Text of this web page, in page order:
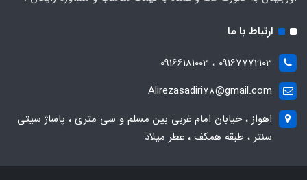
ارتباط با ما
09167772103 ، 09166181003
Alirezasadiri78@gmail.com
اهواز ، خیابان امام غربی بین مسلم و سی متری ، پاساژ سیتی
سنتر ، طبقه همکف ، عطر میلاد